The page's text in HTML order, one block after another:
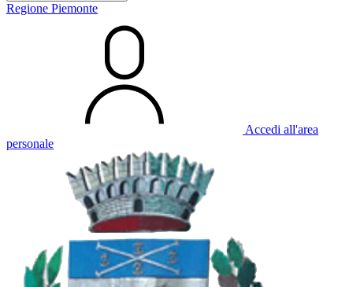
Regione Piemonte
Accedi all'area
personale